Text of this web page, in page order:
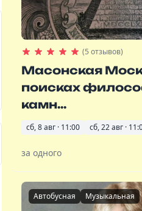
(5 отзывов)
Масонская
поисках
камн...
сб, 8 авг · 11:00 сб, 22 авг ·
за одного
Автобусная Музыкальная